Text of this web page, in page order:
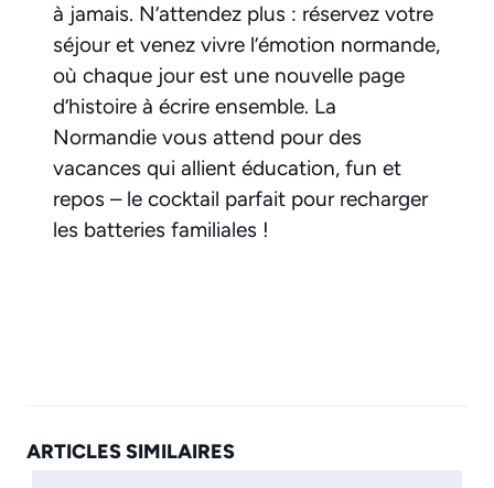
à jamais. N’attendez plus : réservez votre
séjour et venez vivre l’émotion normande,
où chaque jour est une nouvelle page
d’histoire à écrire ensemble. La
Normandie vous attend pour des
vacances qui allient éducation, fun et
repos – le cocktail parfait pour recharger
les batteries familiales !
ARTICLES SIMILAIRES